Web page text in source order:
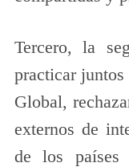
Tercero, la
practicar
Global,
externos de
de los